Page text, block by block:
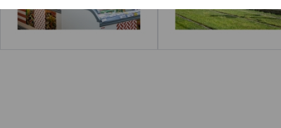
acerca de "Farmacias"
Leer más Leer más